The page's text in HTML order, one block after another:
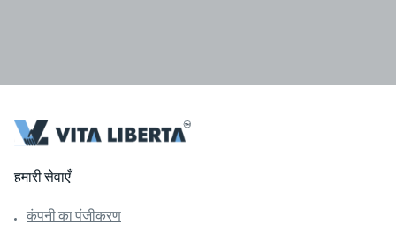
हमारी सेवाएँ
कंपनी का पंजीकरण